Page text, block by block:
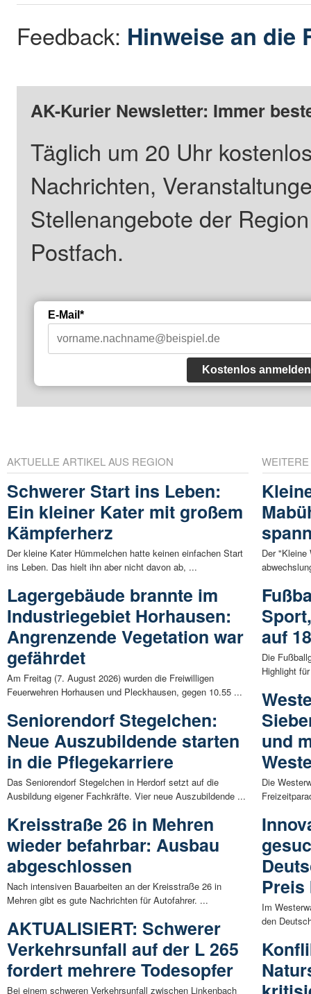
Feedback: Hinweise an die
AK-Kurier Newsletter: Immer
Täglich um 20 Uhr
Nachrichten,
Stellenangebote der
Postfach.
E-Mail*
Kostenlos anmelden
AKTUELLE ARTIKEL AUS REGION
Schwerer Start ins Leben:
Ein kleiner Kater mit großem
Kämpferherz
Der kleine Kater Hümmelchen hatte keinen einfachen Start
ins Leben. Das hielt ihn aber nicht davon ab, ...
Lagergebäude brannte im
Industriegebiet Horhausen:
Angrenzende Vegetation war
gefährdet
Am Freitag (7. August 2026) wurden die Freiwilligen
Feuerwehren Horhausen und Pleckhausen, gegen 10.55 ...
Seniorendorf Stegelchen:
Neue Auszubildende starten
in die Pflegekarriere
Das Seniorendorf Stegelchen in Herdorf setzt auf die
Ausbildung eigener Fachkräfte. Vier neue Auszubildende ...
Kreisstraße 26 in Mehren
wieder befahrbar: Ausbau
abgeschlossen
Nach intensiven Bauarbeiten an der Kreisstraße 26 in
Mehren gibt es gute Nachrichten für Autofahrer. ...
AKTUALISIERT: Schwerer
Verkehrsunfall auf der L 265
fordert mehrere Todesopfer
Bei einem schweren Verkehrsunfall zwischen Linkenbach
Der "Kleine
auf
Die
Highlight
und
Die
Preis
Im
den